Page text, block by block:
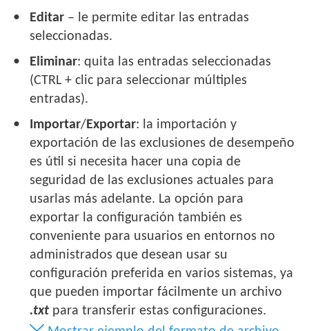
Editar – le permite editar las entradas
seleccionadas.
Eliminar: quita las entradas seleccionadas
(CTRL + clic para seleccionar múltiples
entradas).
Importar/Exportar: la importación y
exportación de las exclusiones de desempeño
es útil si necesita hacer una copia de
seguridad de las exclusiones actuales para
usarlas más adelante. La opción para
exportar la configuración también es
conveniente para usuarios en entornos no
administrados que desean usar su
configuración preferida en varios sistemas, ya
que pueden importar fácilmente un archivo
.txt para transferir estas configuraciones.